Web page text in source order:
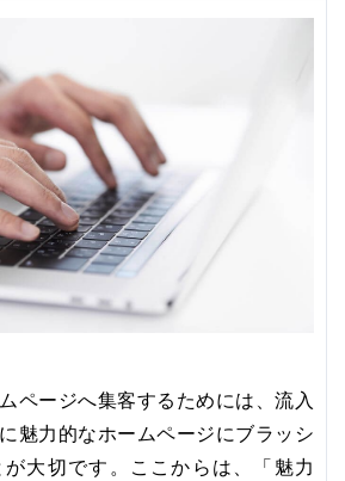
ページへ集客するためには、流入
魅力的なホームページにブラッシ
が大切です。ここからは、「魅力